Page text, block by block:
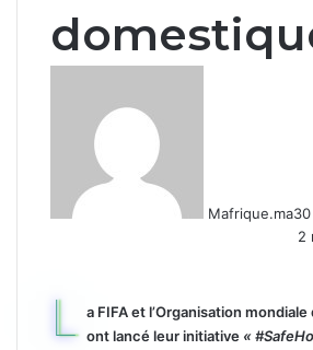
Mafrique.ma
2
L a FIFA et l’Organisation mondiale
ont lancé leur initiative «